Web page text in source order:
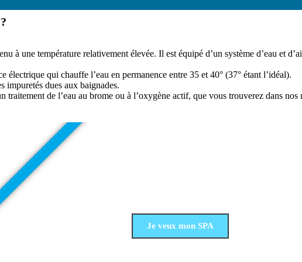
à une température relativement élevée. Il est équipé d’un système d’eau et
électrique qui chauffe l’eau en permanence entre 35 et 40° (37° étant l’idéal).
impuretés dues aux baignades.
de l’eau au brome ou à l’oxygène actif, que vous trouverez dans nos
Je veux mon SPA